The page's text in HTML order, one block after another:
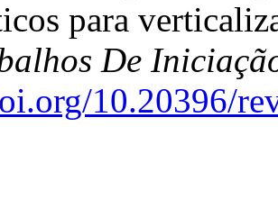
para
De
10.20396/